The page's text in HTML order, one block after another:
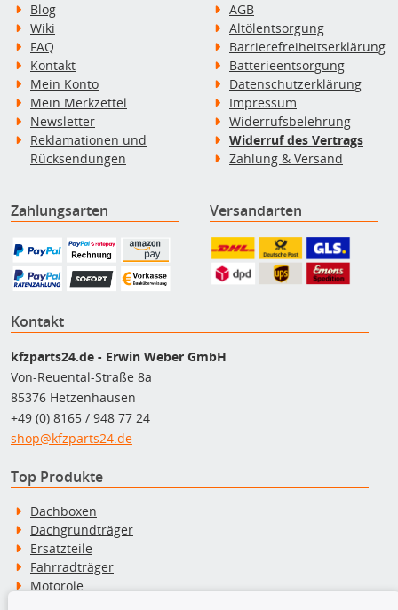
Blog
Wiki
FAQ
Kontakt
Mein Konto
Mein Merkzettel
Newsletter
Reklamationen und
Rücksendungen
AGB
Altölentsorgung
Barrierefreiheitserklärung
Batterieentsorgung
Datenschutzerklärung
Impressum
Widerrufsbelehrung
Widerruf des Vertrags
Zahlung & Versand
Zahlungsarten Versandarten
Kontakt
kfzparts24.de - Erwin Weber GmbH
Von-Reuental-Straße 8a
85376 Hetzenhausen
+49 (0) 8165 / 948 77 24
shop@kfzparts24.de
Top Produkte
Dachboxen
Dachgrundträger
Ersatzteile
Fahrradträger
Motoröle